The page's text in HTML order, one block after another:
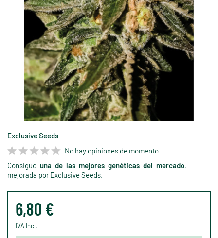
Exclusive Seeds
No hay opiniones de momento
Consigue una de las mejores genéticas del mercado,
mejorada por Exclusive Seeds.
6,80 €
IVA Incl.